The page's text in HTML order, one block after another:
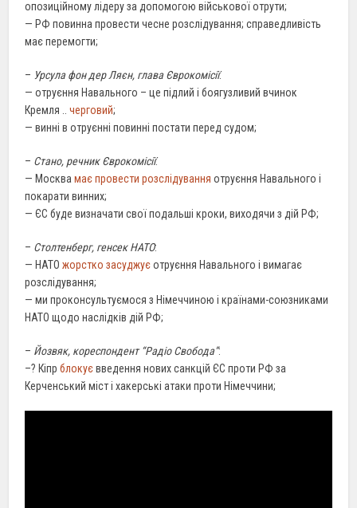
опозиційному лідеру за допомогою військової отрути;
— РФ повинна провести чесне розслідування; справедливість
має перемогти;
– Урсула фон дер Ляєн, глава Єврокомісії:
— отруєння Навального – це підлий і боягузливий вчинок
Кремля ..черговий;
— винні в отруєнні повинні постати перед судом;
– Стано, речник Єврокомісії:
— Москвамає провести розслідування отруєння Навального і
покарати винних;
— ЄС буде визначати свої подальші кроки, виходячи з дій РФ;
– Столтенберг, генсек НАТО:
— НАТОжорстко засуджуєотруєння Навального і вимагає
розслідування;
— ми проконсультуємося з Німеччиною і країнами-союзниками
НАТО щодо наслідків дій РФ;
– Йозвяк, кореспондент “Радіо Свобода”:
–? Кіпрблокуєвведення нових санкцій ЄС проти РФ за
Керченський міст і хакерські атаки проти Німеччини;